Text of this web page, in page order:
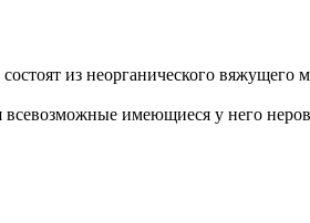
из неорганического вяжущего
имеющиеся у него